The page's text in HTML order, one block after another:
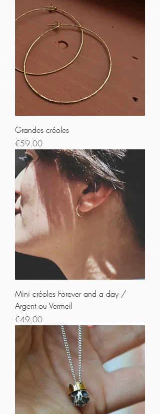
Grandes créoles
Prix
€59.00
Mini créoles Forever and a day /
Argent ou Vermeil
Prix
€49.00